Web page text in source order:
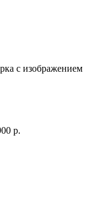
с
р.